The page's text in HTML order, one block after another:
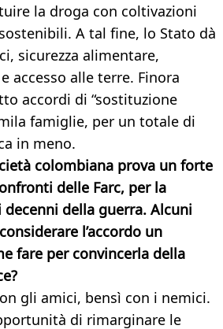
la droga con coltivazioni
A tal fine, lo Stato dà
sicurezza alimentare,
accesso alle terre. Finora
accordi di “sostituzione
famiglie, per un totale di
in meno.
colombiana prova un forte
delle Farc, per la
della guerra. Alcuni
l’accordo un
fare per convincerla della
gli amici, bensì con i nemici.
di rimarginare le